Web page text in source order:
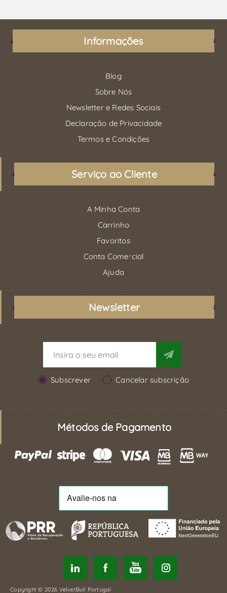
Informações
Blog
Sobre Nós
Newsletter e Redes Sociais
Declaração de Privacidade
Termos e Condições
Serviço ao Cliente
A Minha Conta
Carrinho
Favoritos
Conta Comercial
Ajuda
Newsletter
Subscrever Cancelar subscrição
Métodos de Pagamento
Copyright © 2026 VelvetBull Portugal